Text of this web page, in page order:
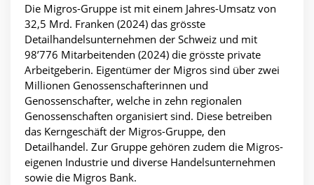
Die Migros-Gruppe ist mit einem Jahres-Umsatz von
32,5 Mrd. Franken (2024) das grösste
Detailhandelsunternehmen der Schweiz und mit
98’776 Mitarbeitenden (2024) die grösste private
Arbeitgeberin. Eigentümer der Migros sind über zwei
Millionen Genossenschafterinnen und
Genossenschafter, welche in zehn regionalen
Genossenschaften organisiert sind. Diese betreiben
das Kerngeschäft der Migros-Gruppe, den
Detailhandel. Zur Gruppe gehören zudem die Migros-
eigenen Industrie und diverse Handelsunternehmen
sowie die Migros Bank.